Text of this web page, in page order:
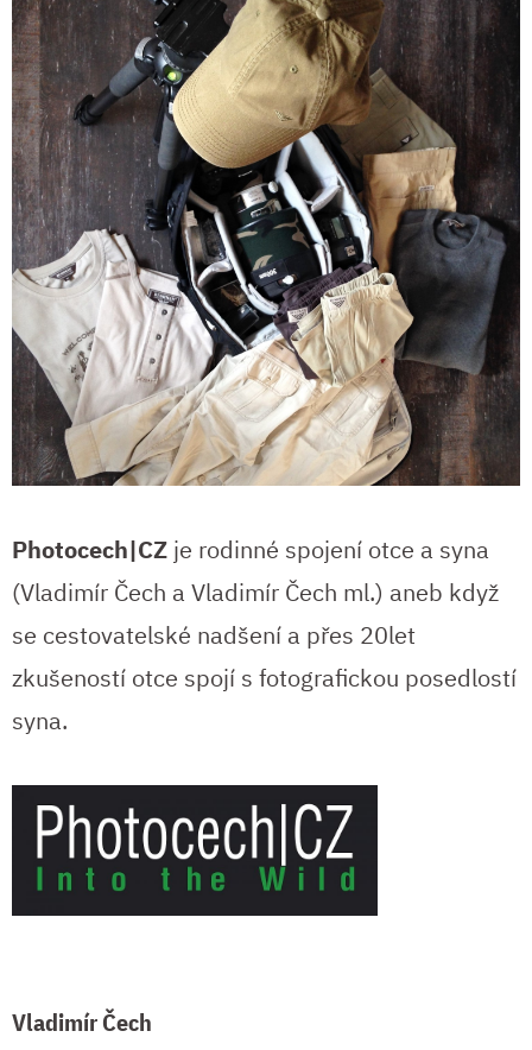
Photocech|CZ je rodinné spojení otce a syna
(Vladimír Čech a Vladimír Čech ml.) aneb když
se cestovatelské nadšení a přes 20let
zkušeností otce spojí s fotografickou posedlostí
syna.
Vladimír Čech